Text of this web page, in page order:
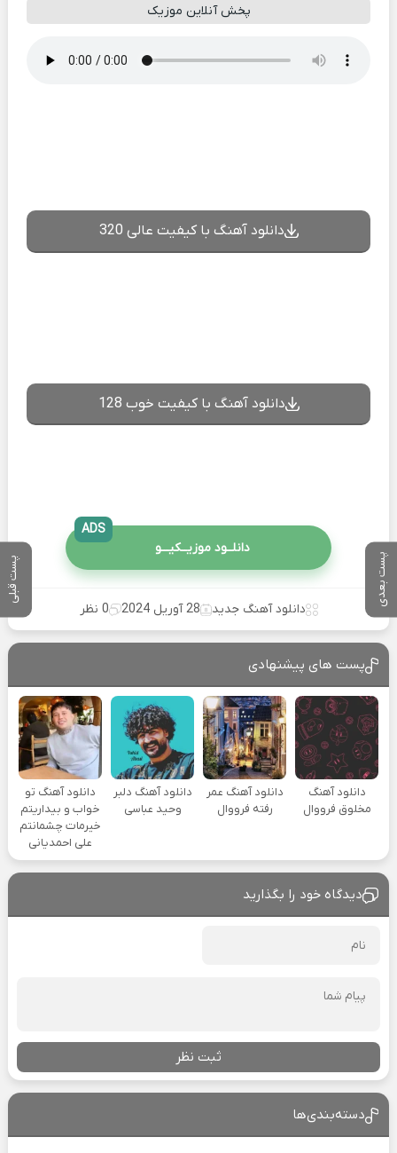
پست بعدی پست قبلی
پخش آنلاین موزیک
دانلود آهنگ با کیفیت عالی 320
دانلود آهنگ با کیفیت خوب 128
دانلــود موزیــکیـــو
ADS
دانلود آهنگ جدید 28 آوریل 2024 0 نظر
پست های پیشنهادی
دانلود آهنگ
مخلوق فرووال
دانلود آهنگ عمر
رفته فرووال
دانلود آهنگ دلبر
وحید عباسی
دانلود آهنگ تو
خواب و بیداریتم
خیرمات چشمانتم
علی احمدیانی
دیدگاه خود را بگذارید
ثبت نظر
دسته‌بندی‌ها